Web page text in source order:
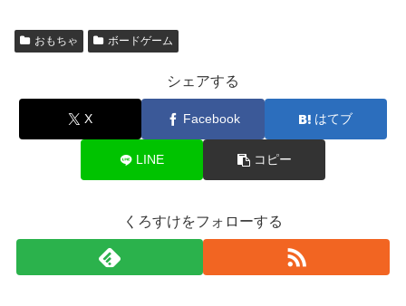
おもちゃ ボードゲーム
シェアする
X Facebook はてブ
LINE コピー
くろすけをフォローする